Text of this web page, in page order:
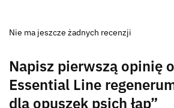
Nie ma jeszcze żadnych recenzji
Napisz pierwszą opinię
Essential Line
dla opuszek psich łap”